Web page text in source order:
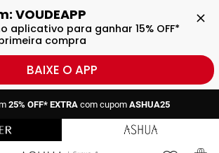
VOUDEAPP
aplicativo para ganhar 15% OFF*
compra
BAIXE O APP
25% OFF* EXTRA com cupom ASHUA25
25% OFF* EXTRAcom cupom